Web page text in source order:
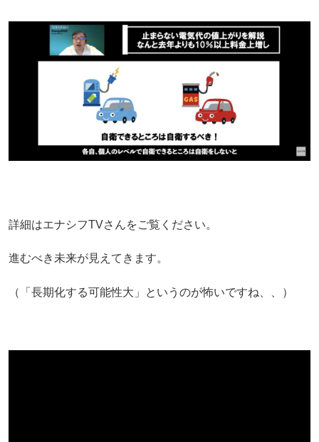
詳細はエナシフTVさんをご覧ください。
進むべき未来が見えてきます。
（「長期化する可能性大」というのが怖いですね、、）